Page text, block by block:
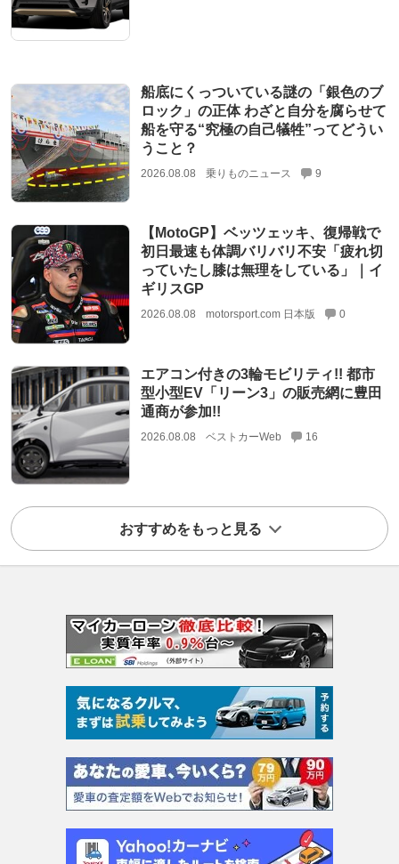
船底にくっついている謎の「銀色のブ
ロック」の正体 わざと自分を腐らせて
船を守る“究極の自己犠牲”ってどうい
うこと？
2026.08.08 乗りものニュース 9
【MotoGP】ベッツェッキ、復帰戦で
初日最速も体調バリバリ不安「疲れ切
っていたし膝は無理をしている」｜イ
ギリスGP
2026.08.08 motorsport.com 日本版 0
エアコン付きの3輪モビリティ!! 都市
型小型EV「リーン3」の販売網に豊田
通商が参加!!
2026.08.08 ベストカーWeb 16
おすすめをもっと見る